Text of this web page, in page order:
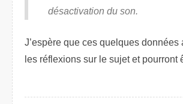
désactivation du son.
J’espère que ces quelques données
les réflexions sur le sujet et pourront